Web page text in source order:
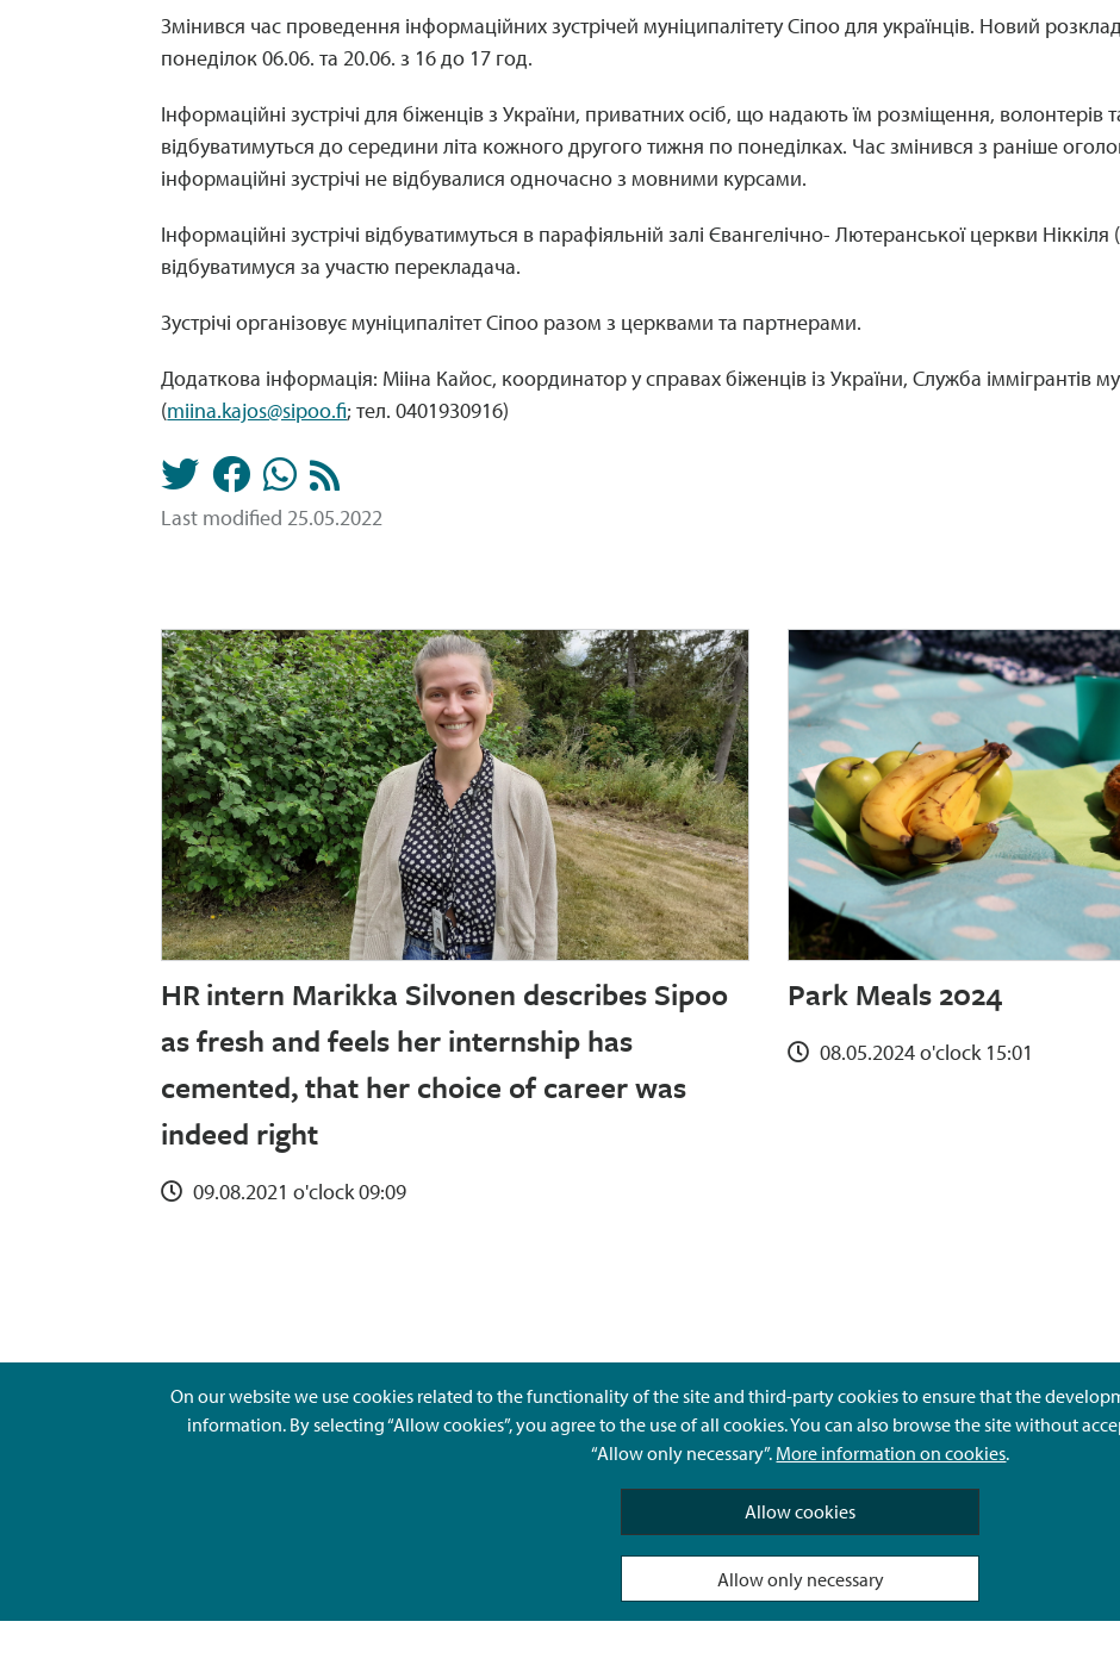
Змінився час проведення інформаційних зустрічей муніципалітету Сіпоо для українців. Новий
понеділок 06.06. та 20.06. з 16 до 17 год.
Інформаційні зустрічі для біженців з України, приватних осіб, що надають їм розміщення, волонтерів
відбуватимуться до середини літа кожного другого тижня по понеділках. Час змінився з раніше
інформаційні зустрічі не відбувалися одночасно з мовними курсами.
Інформаційні зустрічі відбуватимуться в парафіяльній залі Євангелічно- Лютеранської церкви Ніккіля
відбуватимуся за участю перекладача.
Зустрічі організовує муніципалітет Сіпоо разом з церквами та партнерами.
Додаткова інформація: Мііна Кайос, координатор у справах біженців із України, Служба іммігрантів
(miina.kajos@sipoo.fi; тел. 0401930916)
Last modified 25.05.2022
HR intern Marikka Silvonen describes Sipoo
as fresh and feels her internship has
cemented, that her choice of career was
indeed right
09.08.2021 o'clock 09:09
Park Meals 2024
08.05.2024 o'clock 15:01
On our website we use cookies related to the functionality of the site and third-party cookies to ensure that the
information. By selecting “Allow cookies”, you agree to the use of all cookies. You can also browse the site without
“Allow only necessary”. More information on cookies.
Allow cookies
Allow only necessary
Hyvä Tietää